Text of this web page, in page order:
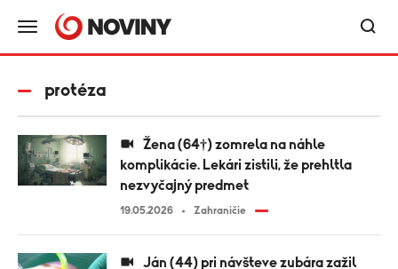
protéza
komplikácie. Lekári zistili, že prehltla
nezvyčajný predmet
19.05.2026 Zahraničie